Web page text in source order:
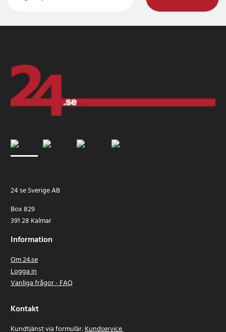
24 se Sverige AB
Box 829
391 28 Kalmar
Information
Om 24.se
Logga in
Vanliga frågor - FAQ
Kontakt
Kundtjänst via formulär:Kundservice